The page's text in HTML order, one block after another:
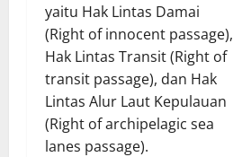
yaitu Hak Lintas Damai
(Right of innocent passage),
Hak Lintas Transit (Right of
transit passage), dan Hak
Lintas Alur Laut Kepulauan
(Right of archipelagic sea
lanes passage).